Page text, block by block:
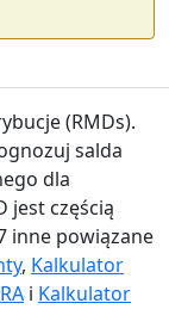
(RMDs).
salda
dla
jest częścią
inne powiązane
, Kalkulator
i Kalkulator